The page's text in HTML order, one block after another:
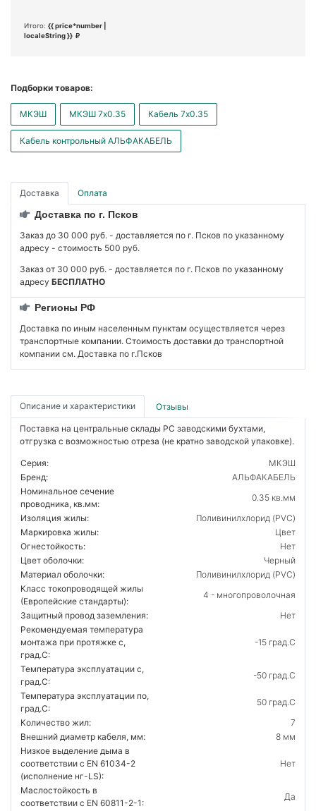
Итого: {{ price*number |
localeString }}
Подборки товаров:
МКЭШ МКЭШ 7x0.35 Кабель 7x0.35
Кабель контрольный АЛЬФАКАБЕЛЬ
Доставка Оплата
Доставка по г. Псков
Заказ до 30 000 руб. - доставляется по г. Псков по указанному
адресу - стоимость 500 руб.
Заказ от 30 000 руб. - доставляется по г. Псков по указанному
адресу БЕСПЛАТНО
Регионы РФ
Доставка по иным населенным пунктам осуществляется через
транспортные компании. Стоимость доставки до транспортной
компании см. Доставка по г.Псков
Описание и характеристики Отзывы
Поставка на центральные склады РС заводскими бухтами,
отгрузка с возможностью отреза (не кратно заводской упаковке).
Серия:
МКЭШ
Бренд:
АЛЬФАКАБЕЛЬ
Номинальное сечение
проводника, кв.мм:
0.35 кв.мм
Изоляция жилы:
Поливинилхлорид (PVC)
Маркировка жилы:
Цвет
Огнестойкость:
Нет
Цвет оболочки:
Черный
Материал оболочки:
Поливинилхлорид (PVC)
Класс токопроводящей жилы
(Европейские стандарты):
4 - многопроволочная
Защитный провод заземления:
Нет
Рекомендуемая температура
монтажа при протяжке с,
град.C:
-15 град.C
Температура эксплуатации с,
град.C:
-50 град.C
Температура эксплуатации по,
град.C:
50 град.C
Количество жил:
7
Внешний диаметр кабеля, мм:
8 мм
Низкое выделение дыма в
соответствии с EN 61034-2
(исполнение нг-LS):
Нет
Маслостойкость в
соответствии с EN 60811-2-1:
Да